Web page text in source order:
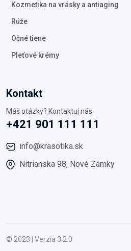
Kozmetika na vrásky a antiaging
Rúže
Očné tiene
Pleťové krémy
Kontakt
Máš otázky? Kontaktuj nás
+421 901 111 111
info@krasotika.sk
Nitrianska 98, Nové Zámky
© 2023 | Verzia 3.2.0